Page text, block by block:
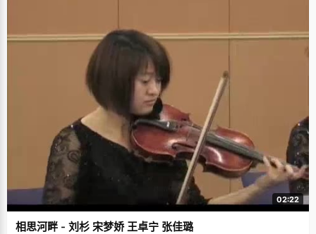
02:22
相思河畔 - 刘杉 宋梦娇 王卓宁 张佳璐